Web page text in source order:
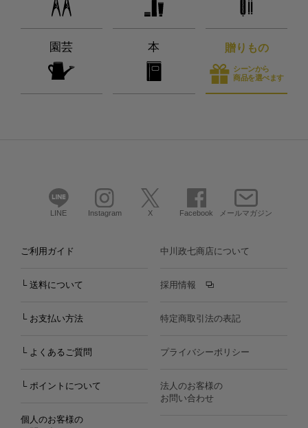
園芸 本 贈りもの
シーンから
商品を選べます
LINE Instagram X Facebook メールマガジン
ご利用ガイド
└ 送料について
└ お支払い方法
└ よくあるご質問
└ ポイントについて
個人のお客様の
中川政七商店について
採用情報
特定商取引法の表記
プライバシーポリシー
法人のお客様の
お問い合わせ